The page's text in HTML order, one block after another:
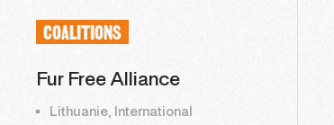
COALITIONS
Fur Free Alliance
Lithuanie, International